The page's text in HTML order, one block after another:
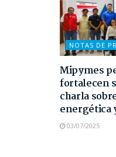
NOTAS DE
Mipymes
fortalecen
charla
energética
03/07/2025